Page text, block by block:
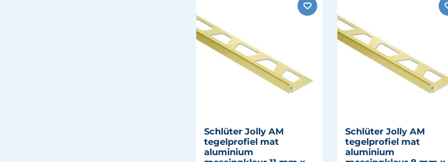
Schlüter Jolly AM
tegelprofiel mat
aluminium
Schlüter Jolly AM
tegelprofiel mat
aluminium